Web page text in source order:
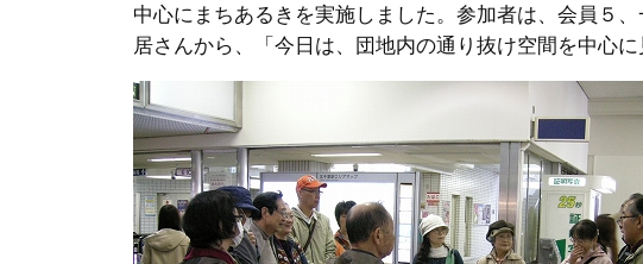
中心にまちあるきを実施しました。参加者は、会員５
居さんから、「今日は、団地内の通り抜け空間を中心